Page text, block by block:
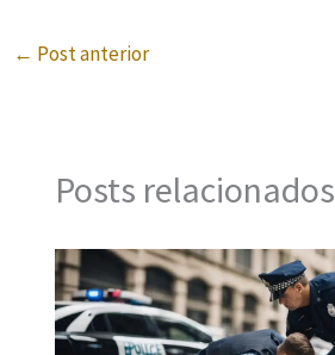
← Post anterior
Posts relacionados